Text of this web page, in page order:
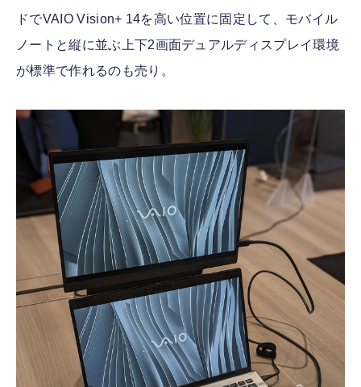
ドでVAIO Vision+ 14を高い位置に固定して、モバイル
ノートと縦に並ぶ上下2画面デュアルディスプレイ環境
が標準で作れるのも売り。